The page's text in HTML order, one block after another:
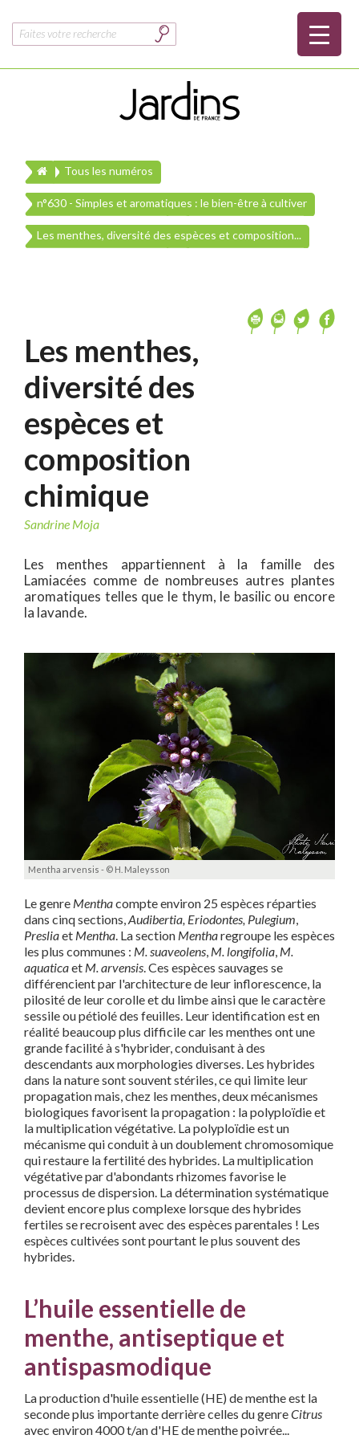
Rechercher :
Tous les numéros
n°630 - Simples et aromatiques : le bien-être à cultiver
Les menthes, diversité des espèces et composition...
Les menthes,
diversité des
espèces et
composition
chimique
Sandrine Moja
Les menthes appartiennent à la famille des
Lamiacées comme de nombreuses autres plantes
aromatiques telles que le thym, le basilic ou encore
la lavande.
Mentha arvensis - © H. Maleysson
Le genre Menthacompte environ 25 espèces réparties
dans cinq sections,Audibertia, Eriodontes, Pulegium,
Presliaet Mentha. La section Mentharegroupe les espèces
les plus communes : M. suaveolens, M. longifolia, M.
aquaticaet M. arvensis. Ces espèces sauvages se
différencient par l'architecture de leur inflorescence, la
pilosité de leur corolle et du limbe ainsi que le caractère
sessile ou pétiolé des feuilles. Leur identification est en
réalité beaucoup plus difficile car les menthes ont une
grande facilité à s'hybrider, conduisant à des
descendants aux morphologies diverses. Les hybrides
dans la nature sont souvent stériles, ce qui limite leur
propagation mais, chez les menthes, deux mécanismes
biologiques favorisent la propagation : la polyploïdie et
la multiplication végétative. La polyploïdie est un
mécanisme qui conduit à un doublement chromosomique
qui restaure la fertilité des hybrides. La multiplication
végétative par d'abondants rhizomes favorise le
processus de dispersion. La détermination systématique
devient encore plus complexe lorsque des hybrides
fertiles se recroisent avec des espèces parentales ! Les
espèces cultivées sont pourtant le plus souvent des
hybrides.
L’huile essentielle de
menthe, antiseptique et
antispasmodique
La production d'huile essentielle (HE) de menthe est la
seconde plus importante derrière celles du genreCitrus
avec environ 4000 t/an d'HE de menthe poivrée...